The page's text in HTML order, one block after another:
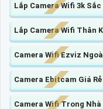
Lắp Camera Wifi 3k Sắc
Lắp Camera Wifi Thân
Camera Wifi Ezviz
Camera Ebitcam Giá Rẻ
Camera Wifi Trong